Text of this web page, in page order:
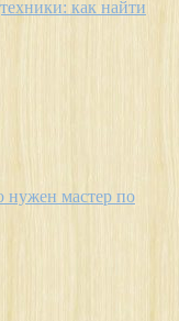
как найти
нужен мастер по